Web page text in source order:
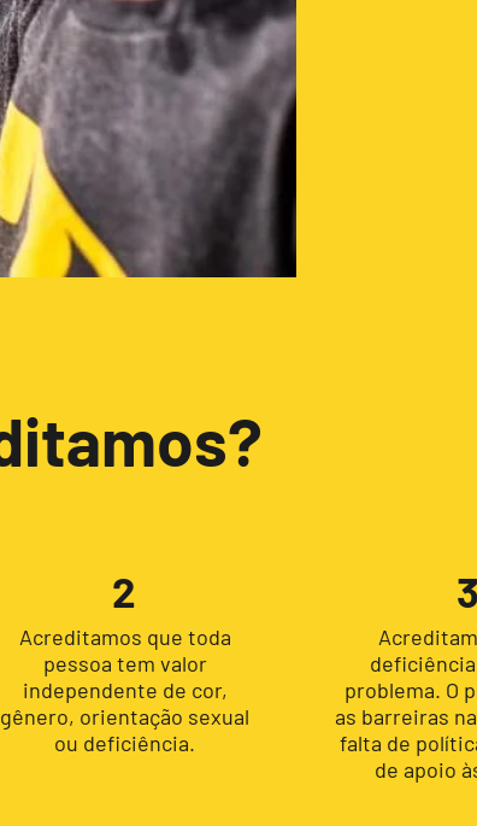
2
Acreditamos que toda
pessoa tem valor
independente de cor,
gênero, orientação sexual
ou deficiência.
3
problema. O
as barreiras
falta de
de apoio